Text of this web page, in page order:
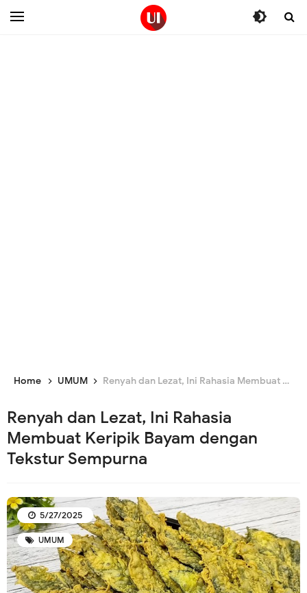
Home UMUM Renyah dan Lezat, Ini Rahasia Membuat Keripik Bayam dengan Tekstur Sempurna
Renyah dan Lezat, Ini Rahasia
Membuat Keripik Bayam dengan
Tekstur Sempurna
UMUM
5/27/2025